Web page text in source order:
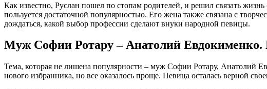
Как известно, Руслан пошел по стопам родителей, и решил связать
пользуется достаточной популярностью. Его жена также связана с
дождаться, какой выбор профессии сделают внуки народной певицы.
Муж Софии Ротару – Анатолий
Тема, которая не лишена популярности – муж Софии Ротару, Анатолий
нового избранника, но все оказалось проще. Певица осталась верной